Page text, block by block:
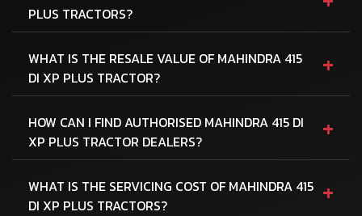
PLUS TRACTORS?
WHAT IS THE RESALE VALUE OF MAHINDRA 415
DI XP PLUS TRACTOR?
+
HOW CAN I FIND AUTHORISED MAHINDRA 415 DI
XP PLUS TRACTOR DEALERS?
+
WHAT IS THE SERVICING COST OF MAHINDRA 415
DI XP PLUS TRACTORS?
+